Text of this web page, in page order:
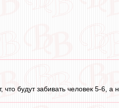
что будут забивать человек 5-6, а